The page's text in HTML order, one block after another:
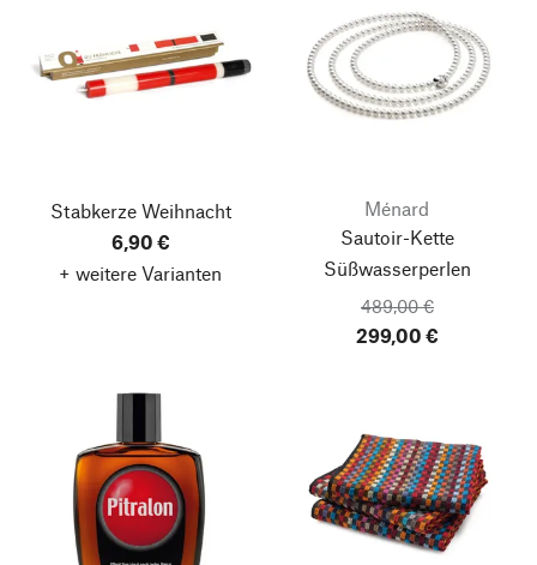
Stabkerze Weihnacht
6,90 €
+ weitere Varianten
Ménard
Sautoir-Kette
Süßwasserperlen
489,00 €
299,00 €